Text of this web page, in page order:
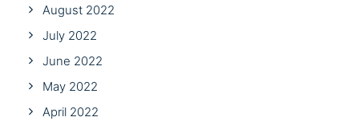
August 2022
July 2022
June 2022
May 2022
April 2022